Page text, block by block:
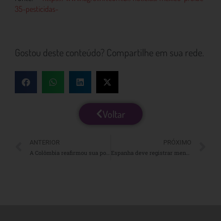
35-pesticidas-
Gostou deste conteúdo? Compartilhe em sua rede.
Voltar
ANTERIOR
A Colômbia reafirmou sua posição como maior exportadora mundial de flores de corte
PRÓXIMO
Espanha deve registrar menor safra de frutas cítricas em 16 anos